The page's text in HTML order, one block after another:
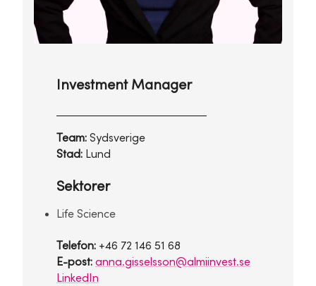
Investment Manager
Team: Sydsverige
Stad: Lund
Sektorer
Life Science
Telefon: +46 72 146 51 68
E-post: anna.gisselsson@almiinvest.se
LinkedIn